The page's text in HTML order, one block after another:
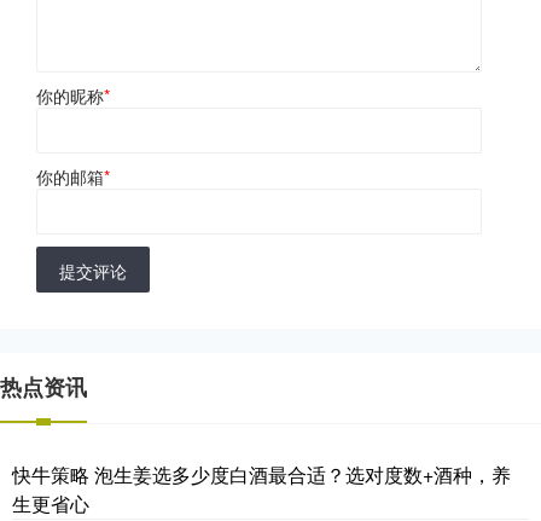
你的昵称*
你的邮箱*
提交评论
热点资讯
快牛策略 泡生姜选多少度白酒最合适？选对度数+酒种，养
生更省心